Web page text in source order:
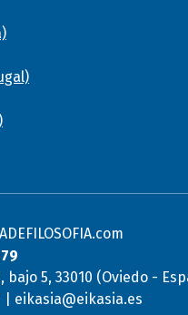
bajo 5, 33010 (Oviedo -
| eikasia@eikasia.es